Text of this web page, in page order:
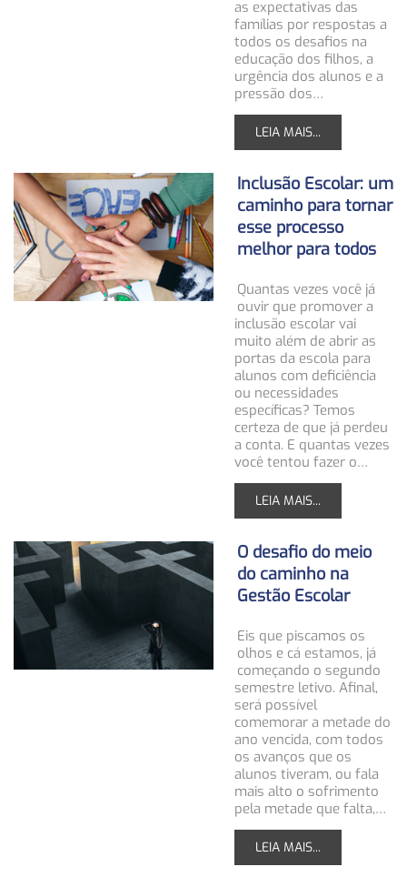
as expectativas das
famílias por respostas a
todos os desafios na
educação dos filhos, a
urgência dos alunos e a
pressão dos…
LEIA MAIS...
Inclusão Escolar: um
caminho para tornar
esse processo
melhor para todos
Quantas vezes você já
ouvir que promover a
inclusão escolar vai
muito além de abrir as
portas da escola para
alunos com deficiência
ou necessidades
específicas? Temos
certeza de que já perdeu
a conta. E quantas vezes
você tentou fazer o…
LEIA MAIS...
O desafio do meio
do caminho na
Gestão Escolar
Eis que piscamos os
olhos e cá estamos, já
começando o segundo
semestre letivo. Afinal,
será possível
comemorar a metade do
ano vencida, com todos
os avanços que os
alunos tiveram, ou fala
mais alto o sofrimento
pela metade que falta,…
LEIA MAIS...